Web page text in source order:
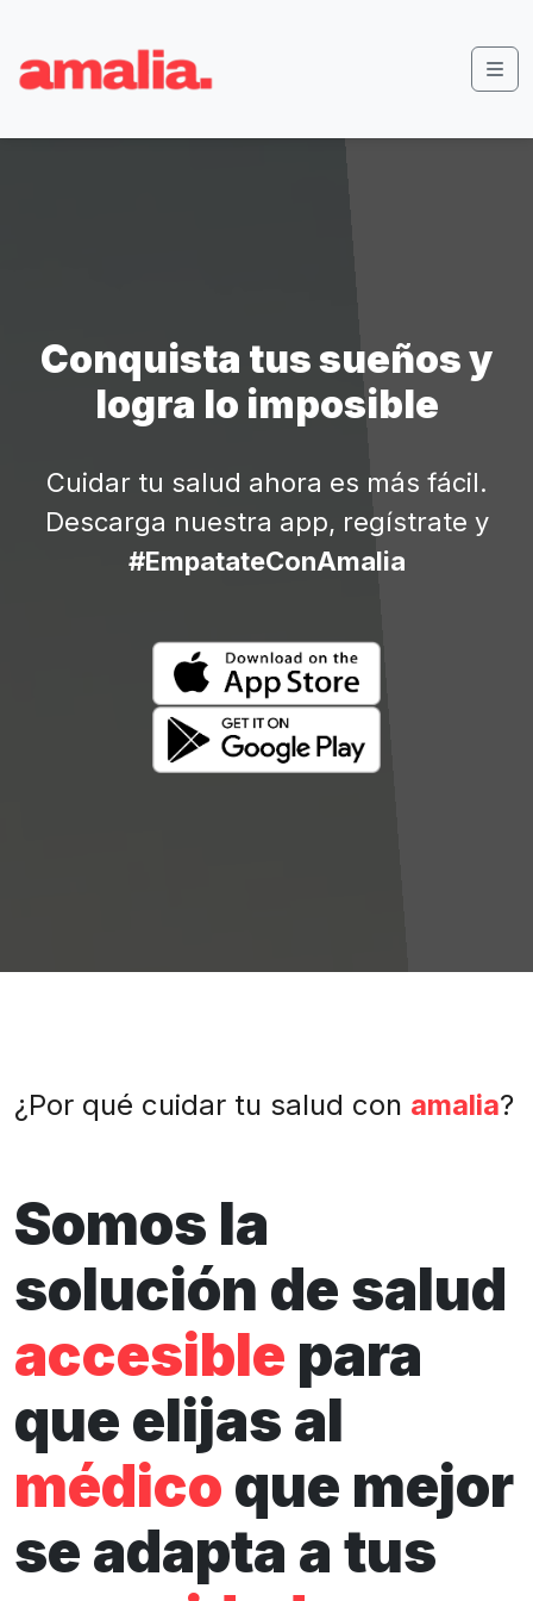
Conquista tus sueños y
logra lo imposible
Cuidar tu salud ahora es más fácil.
Descarga nuestra app, regístrate y
#EmpatateConAmalia
¿Por qué cuidar tu salud con amalia?
Somos la
solución de salud
accesible para
que elijas al
médico que mejor
se adapta a tus